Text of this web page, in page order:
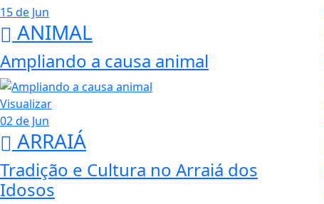
15 de Jun
ANIMAL
Ampliando a causa animal
Visualizar
02 de Jun
ARRAIÁ
Tradição e Cultura no Arraiá dos
Idosos